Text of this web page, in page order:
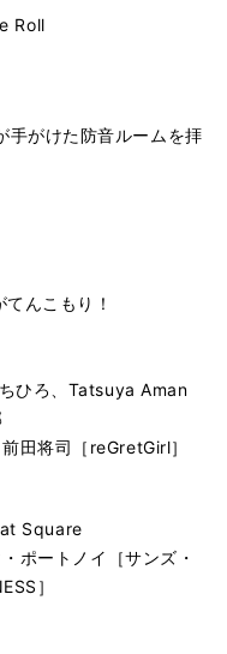
Roll
手がけた防音ルームを拝
んこもり！
ひろ、Tatsuya Aman
将司［reGretGirl］
Square
ポートノイ［サンズ・
］